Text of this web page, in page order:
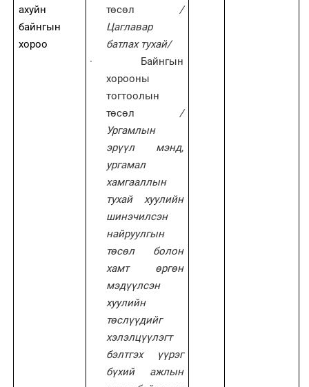
ахуйн
байнгын
хороо
төсөл /
Цаглавар
батлах тухай/
·
Байнгын
хорооны
тогтоолын
төсөл/
Ургамлын
эрүүл мэнд,
ургамал
хамгааллын
тухай хуулийн
шинэчилсэн
найруулгын
төсөл болон
хамт өргөн
мэдүүлсэн
хуулийн
төслүүдийг
хэлэлцүүлэгт
бэлтгэх үүрэг
бүхий ажлын